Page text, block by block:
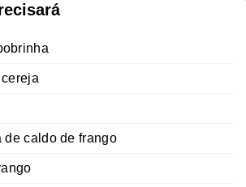
de caldo de frango